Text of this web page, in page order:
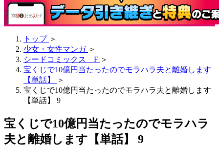
トップ ＞
少女・女性マンガ ＞
シードコミックス F ＞
宝くじで10億円当たったのでモラハラ夫と離婚します
【単話】
＞
宝くじで10億円当たったのでモラハラ夫と離婚します
【単話】 9
宝くじで10億円当たったのでモラハラ
夫と離婚します【単話】 9